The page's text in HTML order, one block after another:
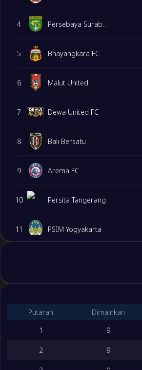
4
5 Bhayangkara FC
6 Malut United
7 Dewa United FC
8 Bali Bersatu
9 Arema FC
10 Persita Tangerang
11 PSIM Yogyakarta
Madura United
Putaran Dimainkan
1
9
2 9